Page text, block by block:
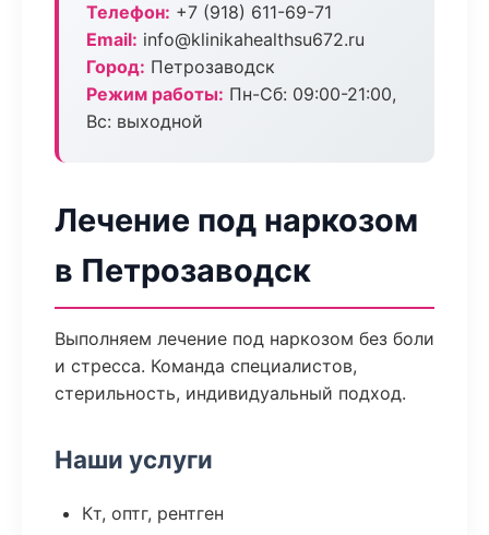
Телефон: +7 (918) 611-69-71
Email: info@klinikahealthsu672.ru
Город: Петрозаводск
Режим работы: Пн-Сб: 09:00-21:00,
Вс: выходной
Лечение под наркозом
в Петрозаводск
Выполняем лечение под наркозом без боли
и стресса. Команда специалистов,
стерильность, индивидуальный подход.
Наши услуги
Кт, оптг, рентген